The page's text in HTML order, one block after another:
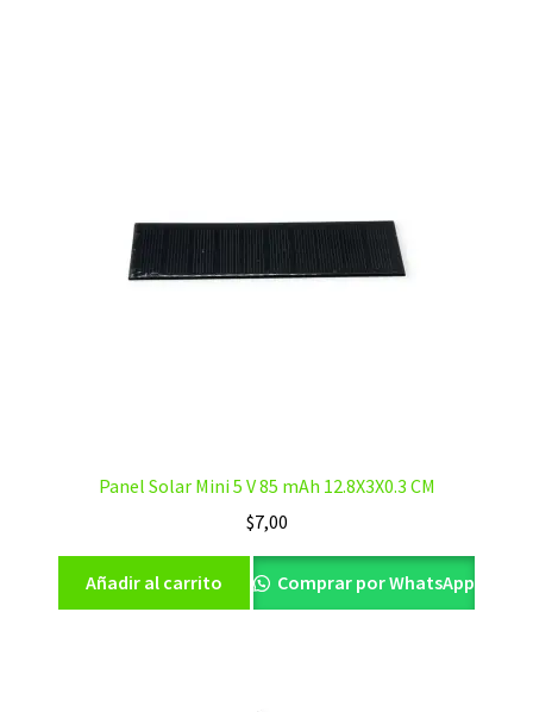
Panel Solar Mini 5 V 85 mAh 12.8X3X0.3 CM
$7,00
Añadir al carrito Comprar por WhatsApp